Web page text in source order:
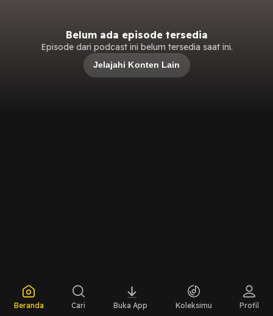
Belum ada episode tersedia
Episode dari podcast ini belum tersedia saat ini.
Jelajahi Konten Lain
Beranda Cari Buka App Koleksimu Profil